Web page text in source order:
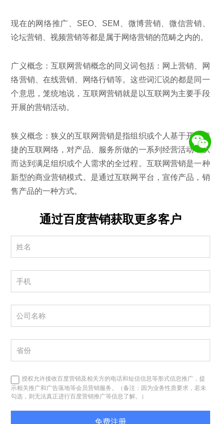
现在的网络推广、SEO、SEM、微博营销、微信营销、
论坛营销、视频营销等都是属于网络营销的范畴之内的。
广义概念：互联网营销概念的同义词包括：网上营销、网
络营销、在线营销、网络行销等。这些词汇说的都是同一
个意思，笼统地说，互联网营销就是以互联网为主要手段
开展的营销活动。
狭义概念：狭义的互联网营销是指组织或个人基于开放便
捷的互联网络，对产品、服务所做的一系列经营活动，从
而达到满足组织或个人需求的全过程。互联网营销是一种
新型的商业营销模式。是通过互联网平台，宣传产品，销
售产品的一种方式。
通过百度营销获取更多客户
授权允许接收百度营销及相关方的电话和短信信息等形式信息推广，提
示相关推广和广告落地等会员营销服务。（备注：因为业务性质要求，若未
勾选，则无法真正进行百度营销推广等信息了解。）
免费注册